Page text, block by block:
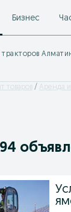
Бизнес
товаров Аренда